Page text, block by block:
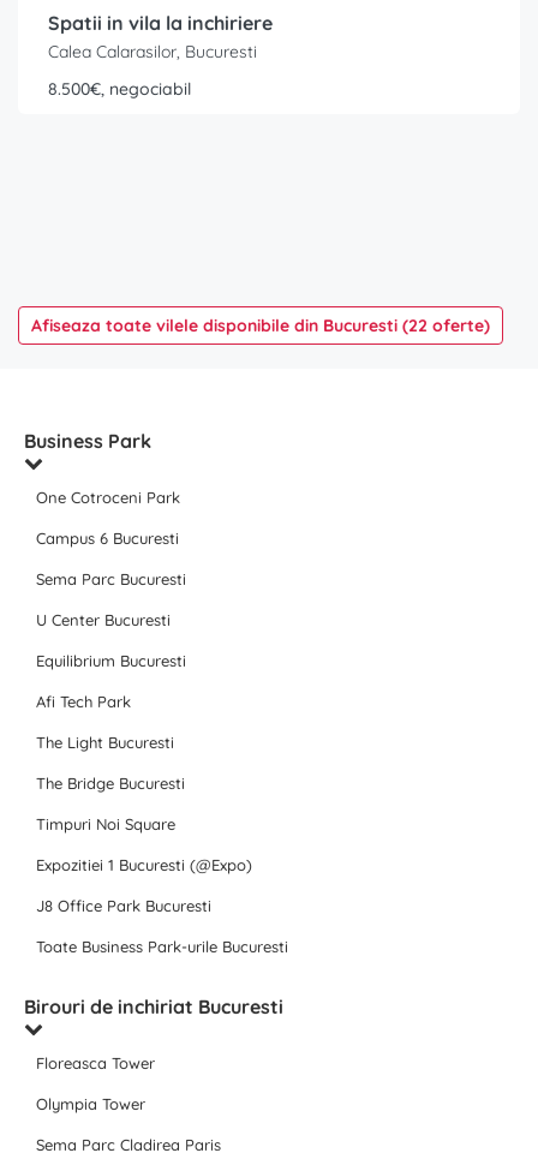
Spatii in vila la inchiriere
Calea Calarasilor, Bucuresti
8.500€, negociabil
Afiseaza toate vilele disponibile din Bucuresti (22 oferte)
Business Park
One Cotroceni Park
Campus 6 Bucuresti
Sema Parc Bucuresti
U Center Bucuresti
Equilibrium Bucuresti
Afi Tech Park
The Light Bucuresti
The Bridge Bucuresti
Timpuri Noi Square
Expozitiei 1 Bucuresti (@Expo)
J8 Office Park Bucuresti
Toate Business Park-urile Bucuresti
Birouri de inchiriat Bucuresti
Floreasca Tower
Olympia Tower
Sema Parc Cladirea Paris